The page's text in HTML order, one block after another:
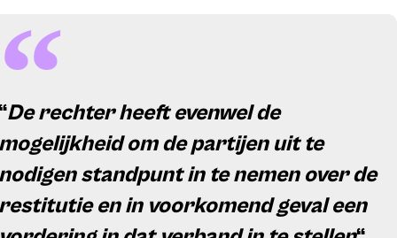
De rechter heeft evenwel de
om de partijen uit te
standpunt in te nemen over de
en in voorkomend geval een